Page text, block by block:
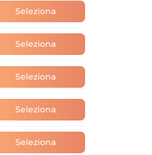
Seleziona
Seleziona
Seleziona
Seleziona
Seleziona